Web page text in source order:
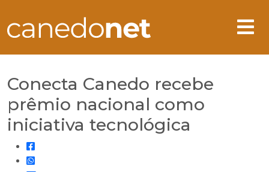
Conecta Canedo recebe
prêmio nacional como
iniciativa tecnológica